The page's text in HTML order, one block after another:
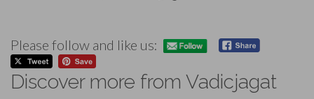
Please follow and like us:
Discover more from Vadicjagat